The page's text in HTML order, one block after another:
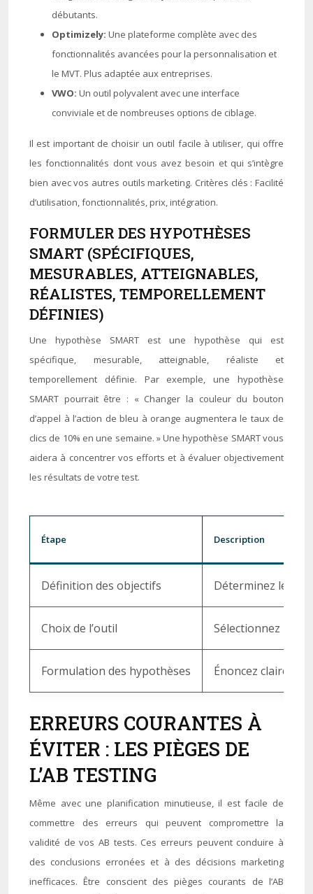
débutants.
Optimizely: Une plateforme complète avec des
fonctionnalités avancées pour la personnalisation et
le MVT. Plus adaptée aux entreprises.
VWO: Un outil polyvalent avec une interface
conviviale et de nombreuses options de ciblage.
Il est important de choisir un outil facile à utiliser, qui offre
les fonctionnalités dont vous avez besoin et qui s’intègre
bien avec vos autres outils marketing. Critères clés : Facilité
d’utilisation, fonctionnalités, prix, intégration.
FORMULER DES HYPOTHÈSES
SMART (SPÉCIFIQUES,
MESURABLES, ATTEIGNABLES,
RÉALISTES, TEMPORELLEMENT
DÉFINIES)
Une hypothèse SMART est une hypothèse qui est
spécifique, mesurable, atteignable, réaliste et
temporellement définie. Par exemple, une hypothèse
SMART pourrait être : « Changer la couleur du bouton
d’appel à l’action de bleu à orange augmentera le taux de
clics de 10% en une semaine. » Une hypothèse SMART vous
aidera à concentrer vos efforts et à évaluer objectivement
les résultats de votre test.
Étape Description
Définition des objectifs Déterminez les
Choix de l’outil Sélectionnez une
Formulation des hypothèses Énoncez
ERREURS COURANTES À
ÉVITER : LES PIÈGES DE
L’AB TESTING
Même avec une planification minutieuse, il est facile de
commettre des erreurs qui peuvent compromettre la
validité de vos AB tests. Ces erreurs peuvent conduire à
des conclusions erronées et à des décisions marketing
inefficaces. Être conscient des pièges courants de l’AB